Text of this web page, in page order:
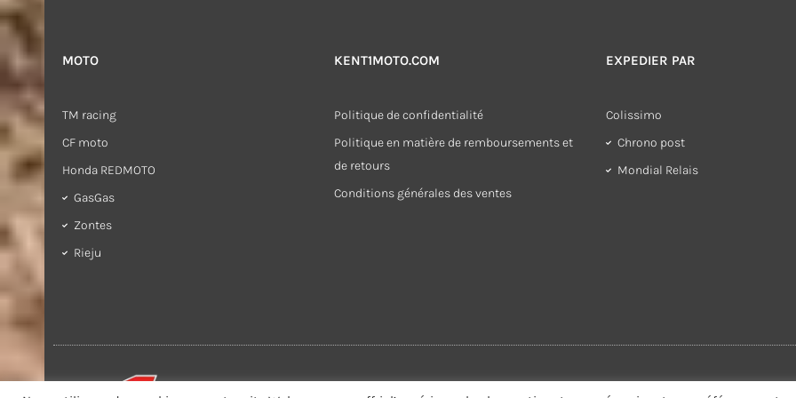
MOTO
TM racing
CF moto
Honda REDMOTO
GasGas
Zontes
Rieju
KENT1MOTO.COM
Politique de confidentialité
Politique en matière de remboursements et
de retours
Conditions générales des ventes
EXPEDIER PAR
Colissimo
Chrono post
Mondial Relais